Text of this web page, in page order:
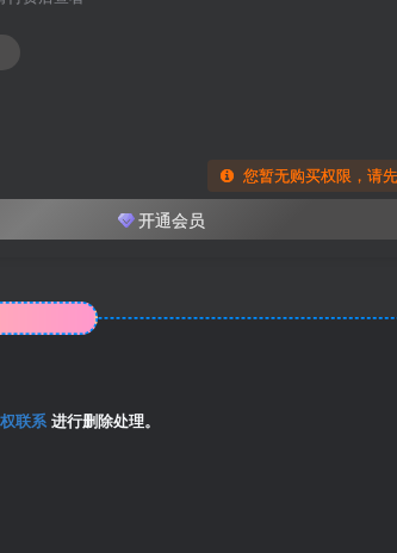
您暂无购买权限，请
开通会员
联系 进行删除处理。